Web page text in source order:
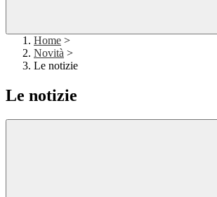
Home >
Novità >
Le notizie
Le notizie